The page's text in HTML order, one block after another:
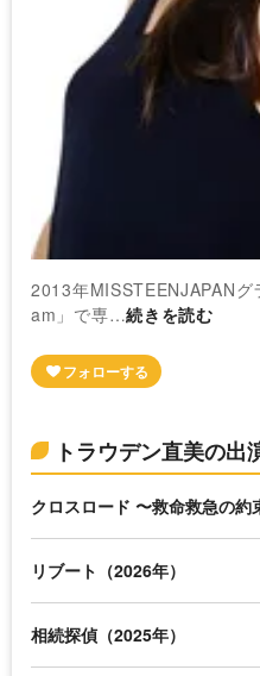
2013年MISSTEENJAPAN
am」で専…続きを読む
トラウデン直美の出
クロスロード 〜救命救急の約
リブート（2026年）
相続探偵（2025年）